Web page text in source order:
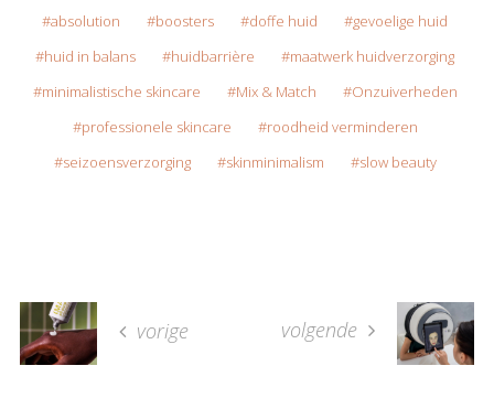
absolution boosters doffe huid
gevoelige huid
huid in balans
huidbarrière
maatwerk huidverzorging
minimalistische skincare
Mix & Match
Onzuiverheden
professionele skincare
roodheid verminderen
seizoensverzorging
skinminimalism slow beauty
vorige volgende